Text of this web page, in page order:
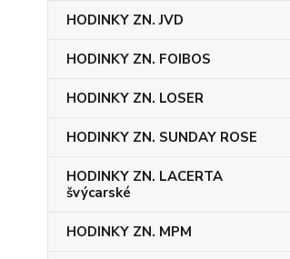
HODINKY ZN. JVD
HODINKY ZN. FOIBOS
HODINKY ZN. LOSER
HODINKY ZN. SUNDAY ROSE
HODINKY ZN. LACERTA
švýcarské
HODINKY ZN. MPM